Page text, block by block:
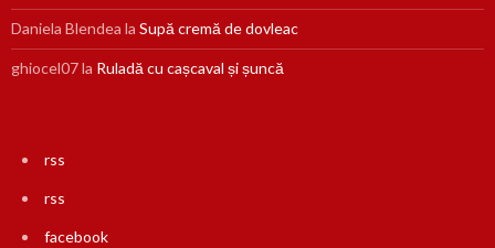
Daniela Blendea la Supă cremă de dovleac
ghiocel07la Ruladă cu cașcaval și șuncă
rss
rss
facebook